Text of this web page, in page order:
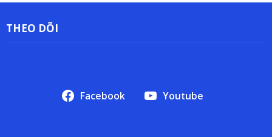
THEO DÕI
Facebook Youtube